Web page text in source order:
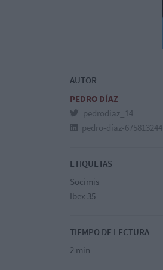
AUTOR
PEDRO DÍAZ
pedrodiaz_14
pedro-díaz-675813244
ETIQUETAS
Socimis
Ibex 35
TIEMPO DE LECTURA
2 min